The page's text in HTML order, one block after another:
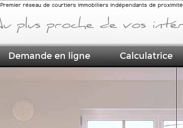
Premier réseau de courtiers immobiliers indépendants de proximité
Demande en ligne Calculatrice